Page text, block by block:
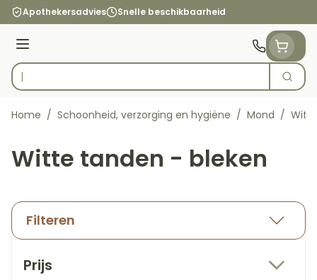
Ga naar de inhoud
Apothekersadvies Snelle beschikbaarheid
Menu
Product, merk, categorie...
Zoek
Home / Schoonheid, verzorging en hygiëne / Mond /
Witte tanden - bleken
Filteren
Prijs